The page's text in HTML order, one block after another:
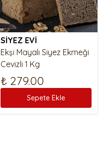
SİYEZ EVİ
Ekşi Mayalı Siyez Ekmeği
Cevizli 1 Kg
₺ 279.00
Sepete Ekle